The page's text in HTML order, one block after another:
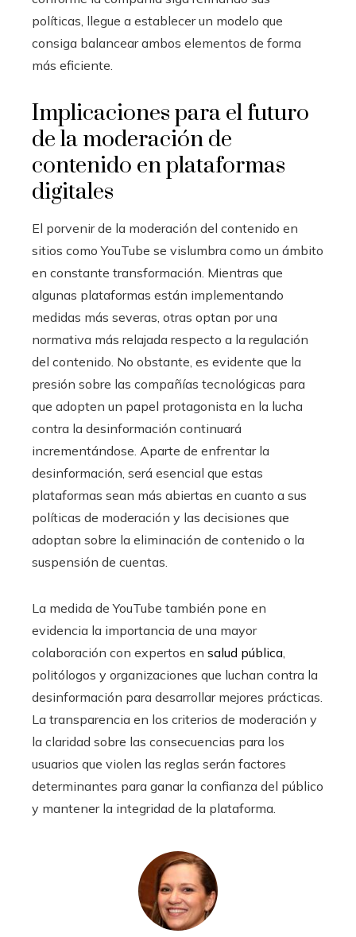
políticas, llegue a establecer un modelo que
consiga balancear ambos elementos de forma
más eficiente.
Implicaciones para el futuro
de la moderación de
contenido en plataformas
digitales
El porvenir de la moderación del contenido en
sitios como YouTube se vislumbra como un ámbito
en constante transformación. Mientras que
algunas plataformas están implementando
medidas más severas, otras optan por una
normativa más relajada respecto a la regulación
del contenido. No obstante, es evidente que la
presión sobre las compañías tecnológicas para
que adopten un papel protagonista en la lucha
contra la desinformación continuará
incrementándose. Aparte de enfrentar la
desinformación, será esencial que estas
plataformas sean más abiertas en cuanto a sus
políticas de moderación y las decisiones que
adoptan sobre la eliminación de contenido o la
suspensión de cuentas.
La medida de YouTube también pone en
evidencia la importancia de una mayor
colaboración con expertos en salud pública
politólogos y organizaciones que luchan contra la
desinformación para desarrollar mejores prácticas.
La transparencia en los criterios de moderación y
la claridad sobre las consecuencias para los
usuarios que violen las reglas serán factores
determinantes para ganar la confianza del público
y mantener la integridad de la plataforma.